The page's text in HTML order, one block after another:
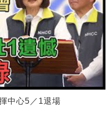
中心5／1退場